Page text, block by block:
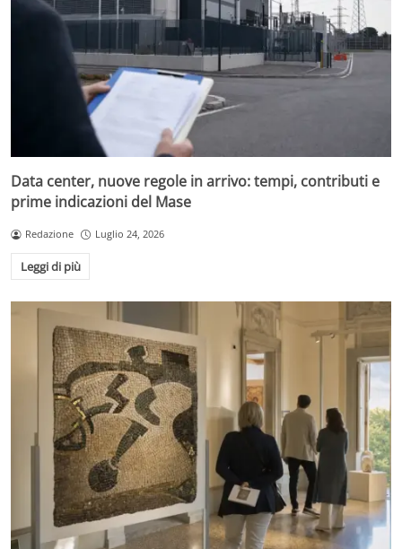
Data center, nuove regole in arrivo: tempi, contributi e
prime indicazioni del Mase
Redazione Luglio 24, 2026
Leggi di più